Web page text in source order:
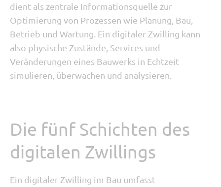
dient als zentrale Informationsquelle zur
Optimierung von Prozessen wie Planung, Bau,
Betrieb und Wartung. Ein digitaler Zwilling kann
also physische Zustände, Services und
Veränderungen eines Bauwerks in Echtzeit
simulieren, überwachen und analysieren.
Die fünf Schichten des
digitalen Zwillings
Ein digitaler Zwilling im Bau umfasst